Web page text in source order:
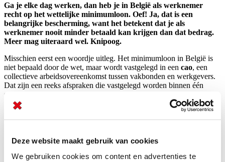
Deze website maakt gebruik van cookies
We gebruiken cookies om content en advertenties te
Ga je elke dag werken, dan heb je in België als werknemer
recht op het wettelijke minimumloon. Oef! Ja, dat is een
belangrijke bescherming, want het betekent dat je als
werknemer nooit minder betaald kan krijgen dan dat bedrag.
Meer mag uiteraard wel. Knipoog.
Misschien eerst een woordje uitleg. Het minimumloon in België is
niet bepaald door de wet, maar wordt vastgelegd in een cao, een
collectieve arbeidsovereenkomst tussen vakbonden en werkgevers.
Dat zijn een reeks afspraken die vastgelegd worden binnen één
sector en daardoor kan het minimumloon dus ook verschillen per
sector.
Sectorale minimumlonen
Deze minimumlonen worden onderhandeld op niveau van de
sectorale paritaire comités. Er kunnen per sector meerdere